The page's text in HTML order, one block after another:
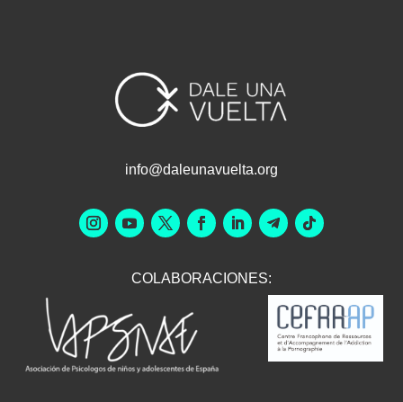
info@daleunavuelta.org
COLABORACIONES: